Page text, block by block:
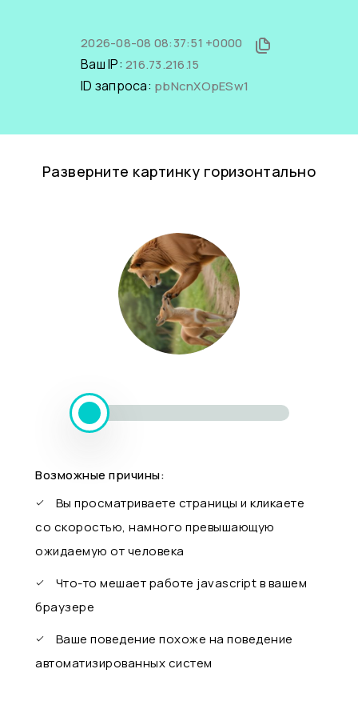
2026-08-08 08:37:51 +0000
Ваш IP: 216.73.216.15
ID запроса: pbNcnXOpESw1
Разверните картинку горизонтально
Возможные причины:
Вы просматриваете страницы и кликаете
со скоростью, намного превышающую
ожидаемую от человека
Что-то мешает работе javascript в вашем
браузере
Ваше поведение похоже на поведение
автоматизированных систем